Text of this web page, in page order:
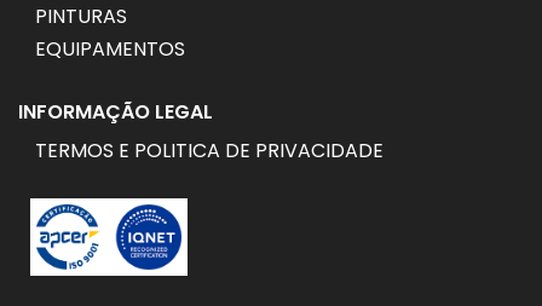
PINTURAS
EQUIPAMENTOS
INFORMAÇÃO LEGAL
TERMOS E POLITICA DE PRIVACIDADE